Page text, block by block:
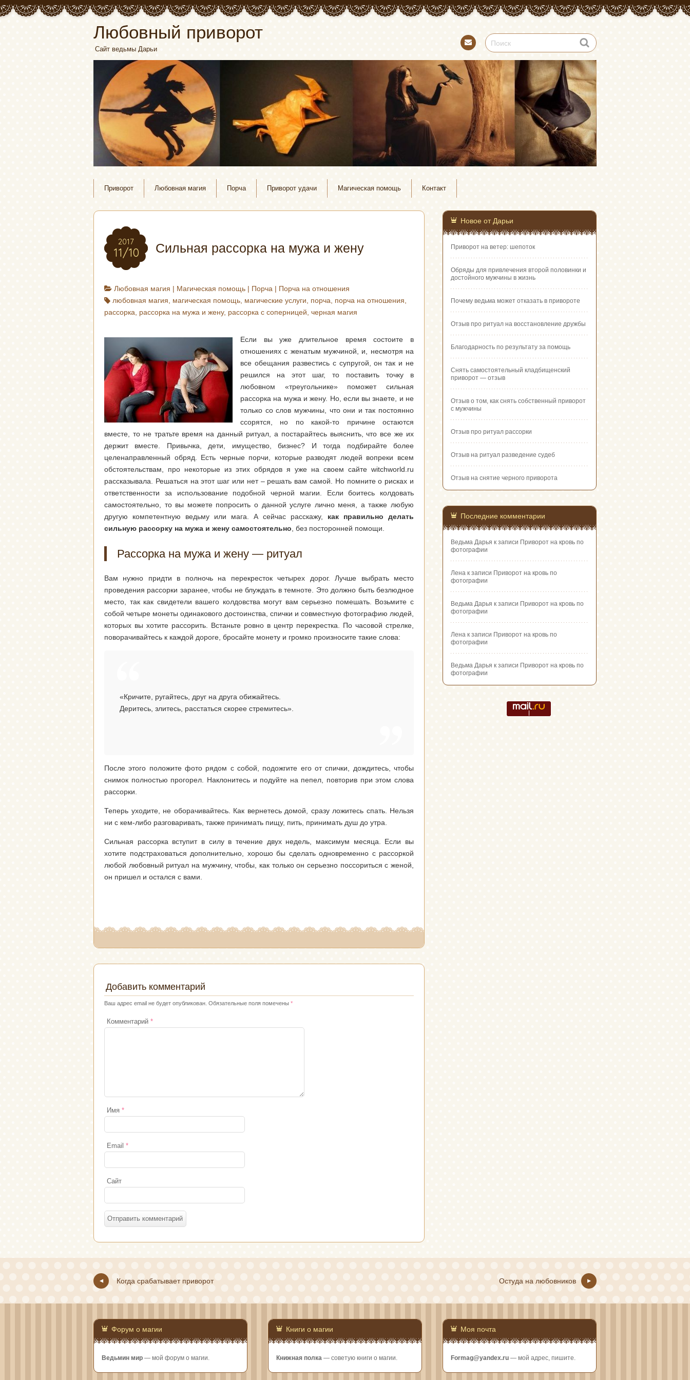
Любовный приворот
Сайт ведьмы Дарьи
акт
Приворот Любовная магия Порча Приворот удачи Магическая помощь Контакт
2017
11/10 Сильная рассорка на мужа и жену
Любовная магия | Магическая помощь | Порча | Порча на отношения
любовная магия, магическая помощь, магические услуги, порча, порча на отношения,
рассорка, рассорка на мужа и жену, рассорка с соперницей, черная магия
Если вы уже длительное время состоите в
отношениях с женатым мужчиной, и, несмотря на
все обещания развестись с супругой, он так и не
решился на этот шаг, то поставить точку в
любовном «треугольнике» поможет сильная
рассорка на мужа и жену. Но, если вы знаете, и не
только со слов мужчины, что они и так постоянно
ссорятся, но по какой-то причине остаются
вместе, то не тратьте время на данный ритуал, а постарайтесь выяснить, что все же их
держит вместе. Привычка, дети, имущество, бизнес? И тогда подбирайте более
целенаправленный обряд. Есть черные порчи, которые разводят людей вопреки всем
обстоятельствам, про некоторые из этих обрядов я уже на своем сайте witchworld.ru
рассказывала. Решаться на этот шаг или нет – решать вам самой. Но помните о рисках и
ответственности за использование подобной черной магии. Если боитесь колдовать
самостоятельно, то вы можете попросить о данной услуге лично меня, а также любую
другую компетентную ведьму или мага. А сейчас расскажу, как правильно делать
сильную рассорку на мужа и жену самостоятельно, без посторонней помощи.
Рассорка на мужа и жену — ритуал
Вам нужно придти в полночь на перекресток четырех дорог. Лучше выбрать место
проведения рассорки заранее, чтобы не блуждать в темноте. Это должно быть безлюдное
место, так как свидетели вашего колдовства могут вам серьезно помешать. Возьмите с
собой четыре монеты одинакового достоинства, спички и совместную фотографию людей,
которых вы хотите рассорить. Встаньте ровно в центр перекрестка. По часовой стрелке,
поворачивайтесь к каждой дороге, бросайте монету и громко произносите такие слова:
«Кричите, ругайтесь, друг на друга обижайтесь.
Деритесь, злитесь, расстаться скорее стремитесь».
После этого положите фото рядом с собой, подожгите его от спички, дождитесь, чтобы
снимок полностью прогорел. Наклонитесь и подуйте на пепел, повторив при этом слова
рассорки.
Теперь уходите, не оборачивайтесь. Как вернетесь домой, сразу ложитесь спать. Нельзя
ни с кем-либо разговаривать, также принимать пищу, пить, принимать душ до утра.
Сильная рассорка вступит в силу в течение двух недель, максимум месяца. Если вы
хотите подстраховаться дополнительно, хорошо бы сделать одновременно с рассоркой
любой любовный ритуал на мужчину, чтобы, как только он серьезно поссориться с женой,
он пришел и остался с вами.
Добавить комментарий
Ваш адрес email не будет опубликован. Обязательные поля помечены *
Комментарий *
Имя *
Email *
Сайт
Новое от Дарьи
Приворот на ветер: шепоток
Обряды для привлечения второй половинки и
достойного мужчины в жизнь
Почему ведьма может отказать в привороте
Отзыв про ритуал на восстановление дружбы
Благодарность по результату за помощь
Снять самостоятельный кладбищенский
приворот — отзыв
Отзыв о том, как снять собственный приворот
с мужчины
Отзыв про ритуал рассорки
Отзыв на ритуал разведение судеб
Отзыв на снятие черного приворота
Последние комментарии
Ведьма Дарья к записи Приворот на кровь по
фотографии
Лена к записи Приворот на кровь по
фотографии
Ведьма Дарья к записи Приворот на кровь по
фотографии
Лена к записи Приворот на кровь по
фотографии
Ведьма Дарья к записи Приворот на кровь по
фотографии
Когда срабатывает приворот Остуда на любовников
Форум о магии
Ведьмин мир — мой форум о магии.
Книги о магии
Книжная полка — советую книги о магии.
Моя почта
Formag@yandex.ru — мой адрес, пишите.